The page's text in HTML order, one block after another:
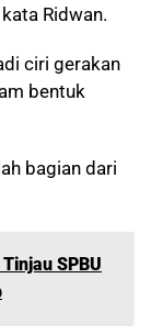
Ridwan.
ciri gerakan
bentuk
bagian dari
SPBU